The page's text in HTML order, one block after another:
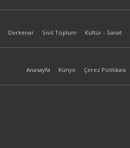
Derkenar Sivil Toplum Kültür - Sanat
Anasayfa Künye Çerez Politikası